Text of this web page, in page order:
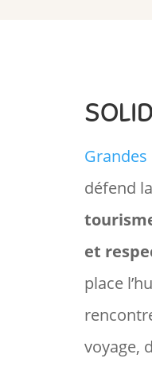
défend la
et
place
voyage,